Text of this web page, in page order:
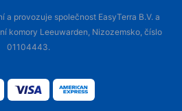
provozuje společnost EasyTerra B.V. a
komory Leeuwarden, Nizozemsko, číslo
01104443.